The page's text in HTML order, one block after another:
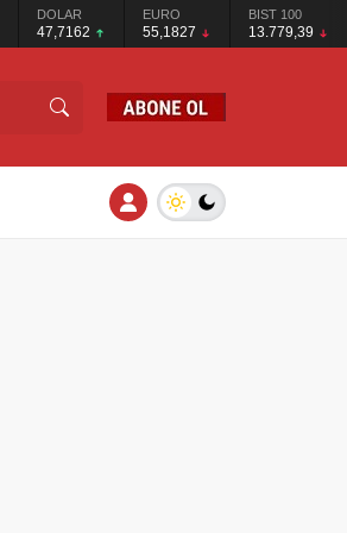
DOLAR
47,7162
EURO
55,1827
BIST 100
13.779,39